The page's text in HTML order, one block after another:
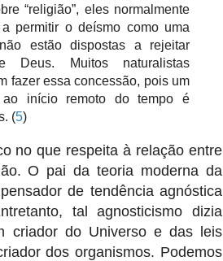
“religião”, eles normalmente
permitir o deísmo como uma
estão dispostas a rejeitar
Deus. Muitos naturalistas
fazer essa concessão, pois um
início remoto do tempo é
(5)
no que respeita à relação entre
O pai da teoria moderna da
de tendência agnóstica
tal agnosticismo dizia
criador do Universo e das leis
dos organismos. Podemos